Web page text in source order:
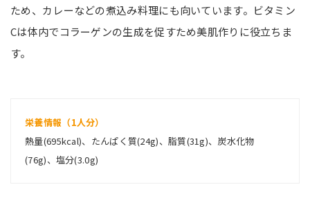
ため、カレーなどの煮込み料理にも向いています。ビタミン
Cは体内でコラーゲンの生成を促すため美肌作りに役立ちま
す。
栄養情報（1人分）
熱量(695kcal)、たんぱく質(24g)、脂質(31g)、炭水化物
(76g)、塩分(3.0g)